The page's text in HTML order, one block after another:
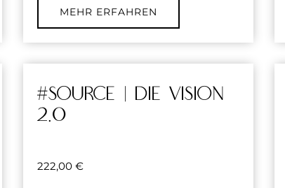
MEHR ERFAHREN
#source | DIE VISION
2.0
222,00 €